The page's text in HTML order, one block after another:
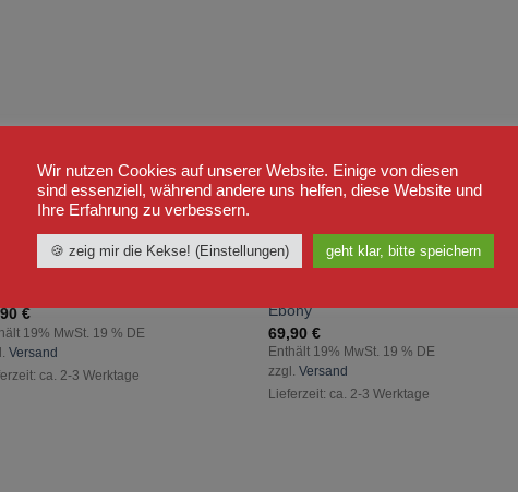
Hoody We Love Schwarz
€
19% MwSt. 19 % DE
Versand
ca. 2-3 Werktage
MÄNNER
Ebony
69,90€
Enthält 19% MwSt. 19 % DE
zzgl.Versand
Lieferzeit: ca. 2-3 Werktage
Wir nutzen Cookies auf unserer Website. Einige von diesen
sind essenziell, während andere uns helfen, diese Website und
Ihre Erfahrung zu verbessern.
🍪 zeig mir die Kekse! (Einstellungen) geht klar, bitte speichern